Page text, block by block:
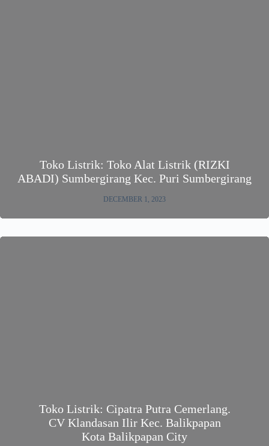
Toko Listrik: Toko Alat Listrik (RIZKI
ABADI) Sumbergirang Kec. Puri Sumbergirang
DECEMBER 1, 2023
Toko Listrik: Cipatra Putra Cemerlang.
CV Klandasan Ilir Kec. Balikpapan
Kota Balikpapan City